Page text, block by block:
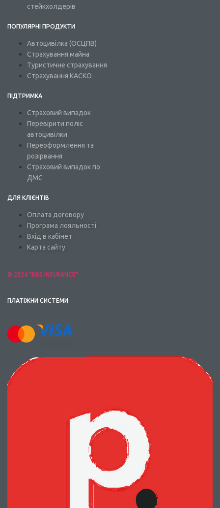
стейкхолдерів
ПОПУЛЯРНІ ПРОДУКТИ
Автоцивілка (ОСЦПВ)
Страхування майна
Туристичне страхування
Страхування КАСКО
ПІДТРИМКА
Страховий випадок
Перевірити поліс
автоцивілки
Переоформлення та
розірвання
Страховий випадок по
ДМС
ДЛЯ КЛІЄНТІВ
Оплата договору
Програма лояльності
Вхід в кабінет
Карта сайту
© 2024 "BBS INSURANCE"
ПЛАТІЖНИ СИСТЕМИ